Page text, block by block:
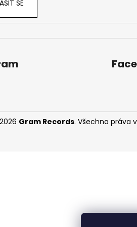
SE
Gram Records. Všechna práva